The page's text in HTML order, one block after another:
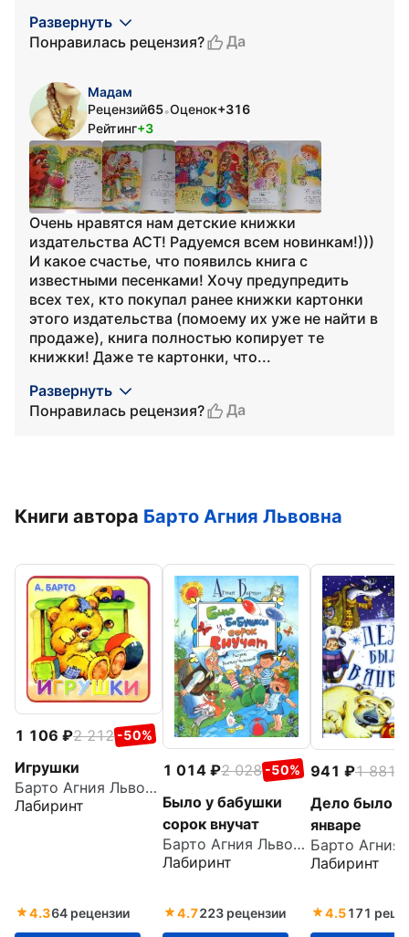
Развернуть
Понравилась рецензия?
Да
Мадам
Рецензий65•Оценок+316
Рейтинг+3
Очень нравятся нам детские книжки
издательства АСТ! Радуемся всем новинкам!)))
И какое счастье, что появилсь книга с
известными песенками! Хочу предупредить
всех тех, кто покупал ранее книжки картонки
этого издательства (помоему их уже не найти в
продаже), книга полностью копирует те
книжки! Даже те картонки, что...
Развернуть
Понравилась рецензия?
Да
Книги автора Барто Агния Львовна
1 106 2 212 -50%
Игрушки
Барто Агния Львовна
Лабиринт
4.364 рецензии
1 014 2 028 -50%
Было у бабушки
сорок внучат
Барто Агния Львовна
Лабиринт
4.7223 рецензии
941 1 881
Дело было в
январе
Лабиринт
4.5171